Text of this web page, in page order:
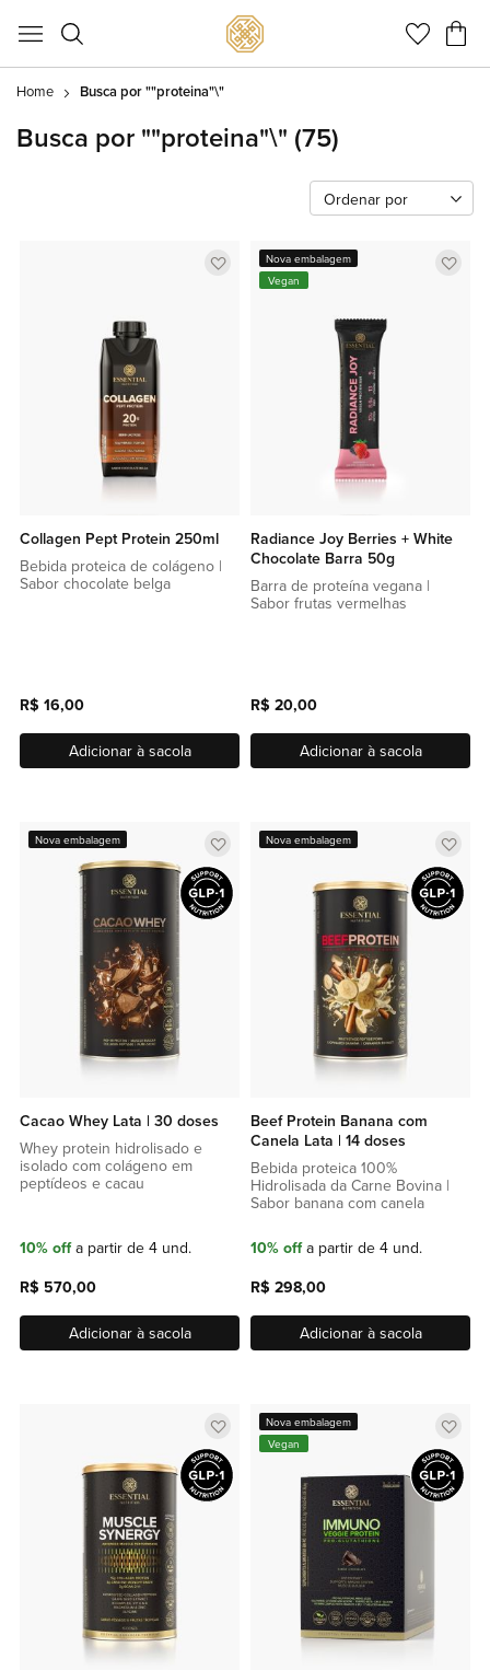
Meu
Home Busca por ""proteina"\"
Busca por ""proteina"\" (75)
Ordenar por
Adicionar
Collagen Pept Protein 250ml
Bebida proteica de colágeno |
Sabor chocolate belga
R$ 16,00
Adicionar à sacola
Nova embalagem
Vegan
Radiance Joy Berries + White
Chocolate Barra 50g
Barra de proteína vegana |
Sabor frutas vermelhas
R$ 20,00
Adicionar à sacola
Adicionar
a
lista
de
Nova embalagem
Cacao Whey Lata | 30 doses
Whey protein hidrolisado e
isolado com colágeno em
peptídeos e cacau
10% offa partir de 4 und.
R$ 570,00
Adicionar à sacola
a
lista
de
Nova embalagem
Beef Protein Banana com
Canela Lata | 14 doses
Bebida proteica 100%
Hidrolisada da Carne Bovina |
Sabor banana com canela
10% offa partir de 4 und.
R$ 298,00
Adicionar à sacola
Adicionar
a
lista
de
a
lista
de
Nova embalagem
Vegan